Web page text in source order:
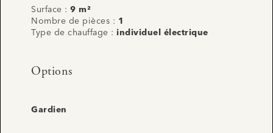
Surface : 9 m²
Nombre de pièces : 1
Type de chauffage : individuel électrique
Options
Gardien